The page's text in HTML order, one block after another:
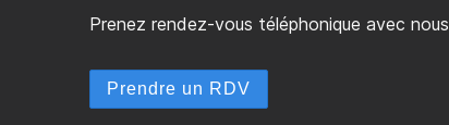
Brokers
Nos réalisations
prenez rendez-vous téléphonique avec nous
Prendre un RDV